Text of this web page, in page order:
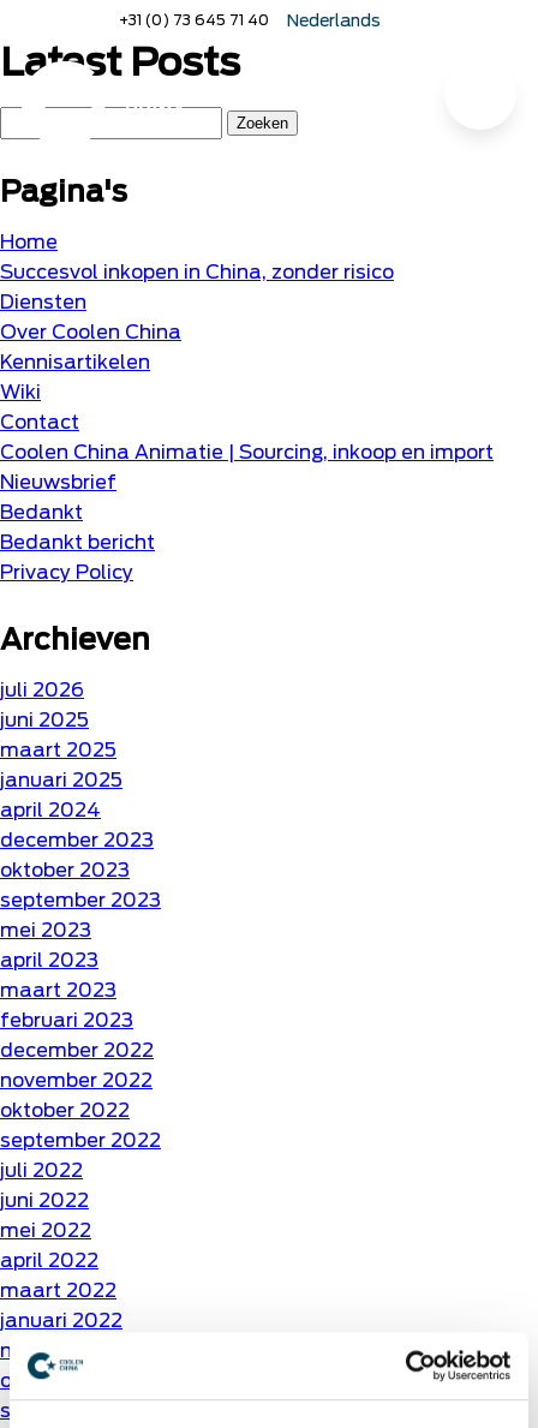
hoofdinhoud
+31 (0) 73 645 71 40
Nederlands
Home
Latest Posts
Pagina's
Home
Succesvol inkopen in China, zonder risico
Diensten
Over Coolen China
Kennisartikelen
Wiki
Contact
Coolen China Animatie | Sourcing, inkoop en import
Nieuwsbrief
Bedankt
Bedankt bericht
Privacy Policy
Archieven
juli 2026
juni 2025
maart 2025
januari 2025
april 2024
december 2023
oktober 2023
september 2023
mei 2023
april 2023
maart 2023
februari 2023
december 2022
november 2022
oktober 2022
september 2022
juli 2022
juni 2022
mei 2022
april 2022
maart 2022
januari 2022
november 2021
oktober 2021
september 2021